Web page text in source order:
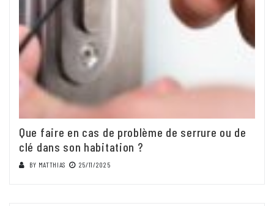
Que faire en cas de problème de serrure ou de
clé dans son habitation ?
BY MATTHIAS 25/11/2025